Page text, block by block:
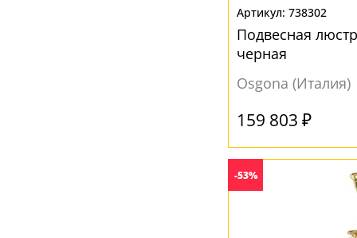
738302
Подвесная
черная
Osgona (Италия)
159 803 ₽
-53%